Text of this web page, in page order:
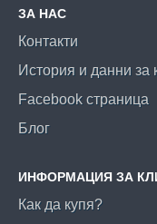
ЗА НАС
Контакти
История и данни за
Facebook страница
Блог
ИНФОРМАЦИЯ ЗА
Как да купя?